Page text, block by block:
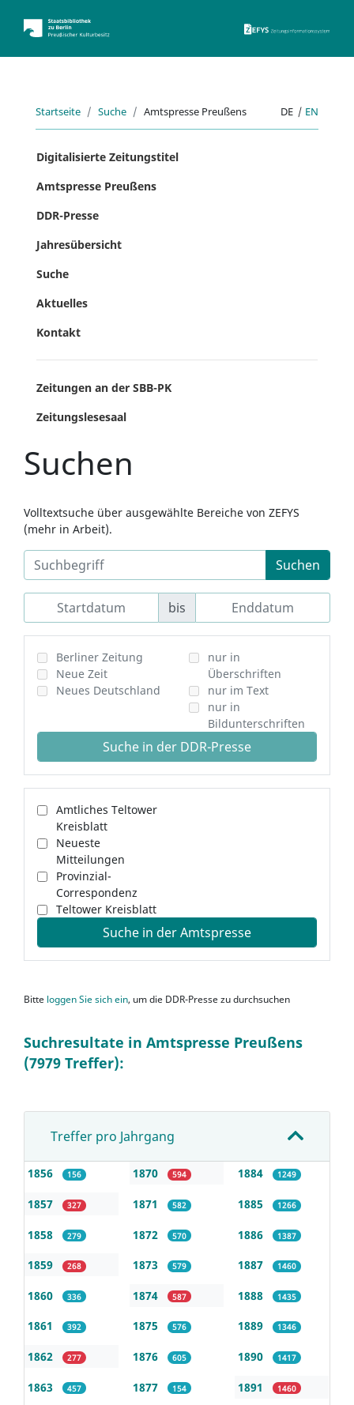
Startseite Suche Amtspresse Preußens DE | EN
Digitalisierte Zeitungstitel
Amtspresse Preußens
DDR-Presse
Jahresübersicht
Suche
Aktuelles
Kontakt
Zeitungen an der SBB-PK
Zeitungslesesaal
Suchen
Volltextsuche über ausgewählte Bereiche von ZEFYS
(mehr in Arbeit).
Suchen
bis
Berliner Zeitung
Neue Zeit
Neues Deutschland
nur in
Überschriften
nur im Text
nur in
Bildunterschriften
Suche in der DDR-Presse
Amtliches Teltower
Kreisblatt
Neueste
Mitteilungen
Provinzial-
Correspondenz
Teltower Kreisblatt
Suche in der Amtspresse
Bitte loggen Sie sich ein, um die DDR-Presse zu durchsuchen
Suchresultate in Amtspresse Preußens
(7979 Treffer):
Treffer pro Jahrgang
1856 156
1857 327
1858 279
1859 268
1860 336
1861 392
1862 277
1863 457
1870 594
1871 582
1872 570
1873 579
1874 587
1875 576
1876 605
1877 154
1884 1249
1885 1266
1886 1387
1887 1460
1888 1435
1889 1346
1890 1417
1891 1460